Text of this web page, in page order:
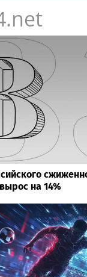
на 14%